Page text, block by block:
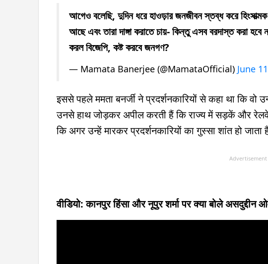
আগেও বলেছি, দুদিন ধরে হাওড়ার জনজীবন স্তব্ধ করে
আছে এবং তারা দাঙ্গা করাতে চায়- কিন্তু এসব বরদাস্ত করা
করল বিজেপি, কষ্ট করবে জনগণ?
— Mamata Banerjee (@MamataOfficial) June
इससे पहले ममता बनर्जी ने प्रदर्शनकारियों से कहा था कि
उनसे हाथ जोड़कर अपील करती हैं कि राज्य में सड़कें और
कि अगर उन्हें मारकर प्रदर्शनकारियों का गुस्सा शांत हो
Advertisement
वीडियो: कानपुर हिंसा और नूपुर शर्मा पर क्या बोले असदुद्दीन